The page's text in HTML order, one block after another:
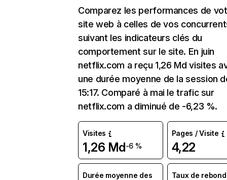
Comparez les performances de
site web à celles de vos
suivant les indicateurs clés du
comportement sur le site. En juin
netflix.com a reçu 1,26 Md visites
une durée moyenne de la session
15:17. Comparé à mai le trafic sur
netflix.com a diminué de -6,23 %.
Visites
1,26 Md-6 %
Pages / Visite
4,22
Durée moyenne des
Taux de rebond